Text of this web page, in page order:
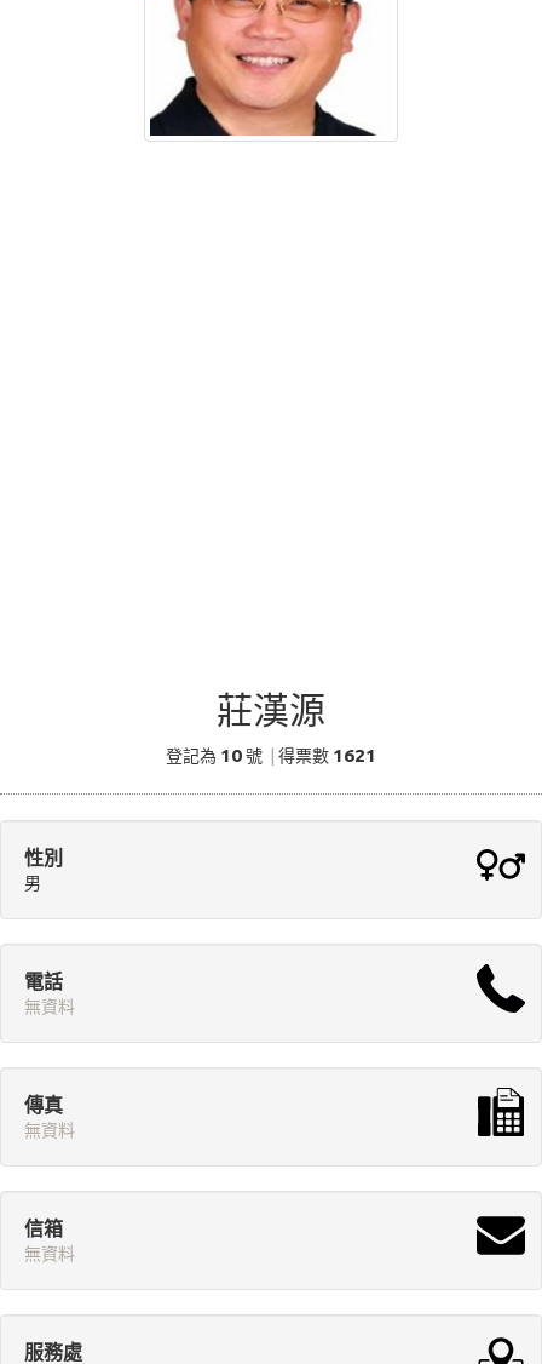
莊漢源
登記為 10號 得票數 1621
性別
男
電話
無資料
傳真
無資料
信箱
無資料
服務處